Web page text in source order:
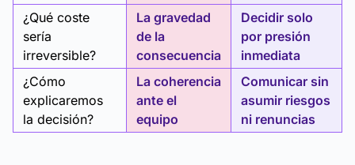
¿Qué coste
sería
irreversible?
La gravedad
de la
consecuencia
Decidir solo
por presión
inmediata
¿Cómo
explicaremos
la decisión?
La coherencia
ante el
equipo
Comunicar sin
asumir riesgos
ni renuncias